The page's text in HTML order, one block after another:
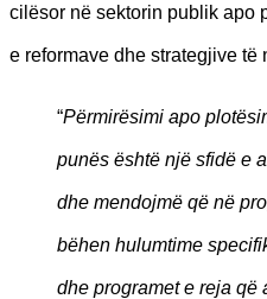
cilësor në sektorin publik apo
e reformave dhe strategjive të
“Përmirësimi apo
punës është një sfidë e
dhe mendojmë që në
bëhen hulumtime
dhe programet e reja që